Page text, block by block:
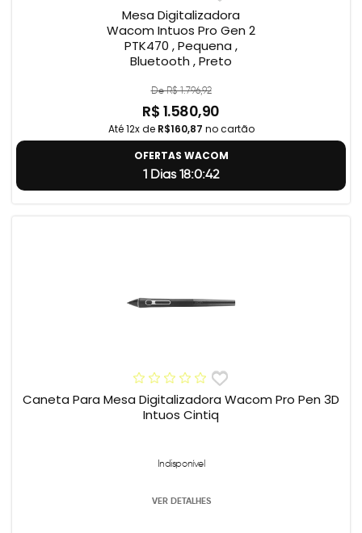
Mesa Digitalizadora
Wacom Intuos Pro Gen 2
PTK470 , Pequena ,
Bluetooth , Preto
De R$ 1.796,92
R$ 1.580,90
Até 12x de R$160,87 no cartão
OFERTAS WACOM
1 Dias 18:0:41
Caneta Para Mesa Digitalizadora Wacom Pro Pen 3D
Intuos Cintiq
Indisponível
VER DETALHES